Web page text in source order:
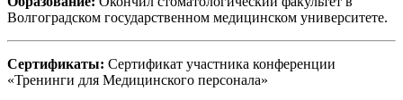
Волгоградском государственном медицинском университете.
Сертификаты: Сертификат участника конференции
«Тренинги для Медицинского персонала»